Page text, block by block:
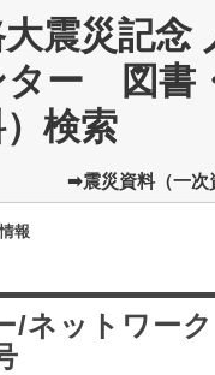
震災記念
ター 図書
）検索
➡震災資料（一次
報
/ネットワー